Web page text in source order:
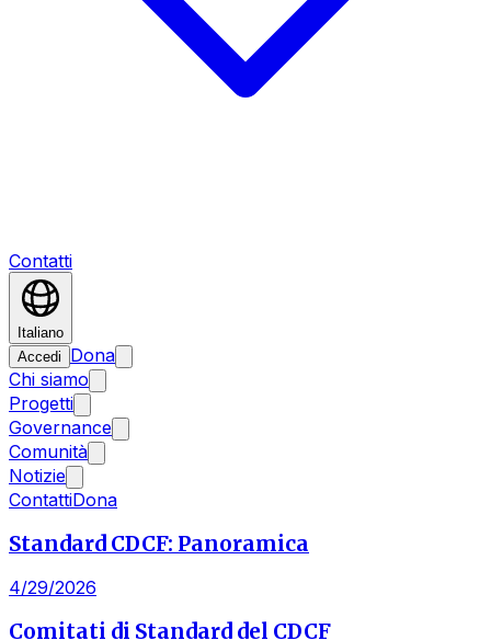
Contatti
Italiano
Accedi
Dona
Chi siamo
Progetti
Governance
Comunità
Notizie
ContattiDona
Standard CDCF: Panoramica
4/29/2026
Comitati di Standard del CDCF